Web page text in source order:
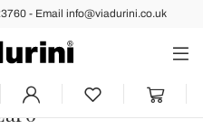
- Email info@viadurini.co.uk
Previous Next
Ceiling Light in
4 Pieces -